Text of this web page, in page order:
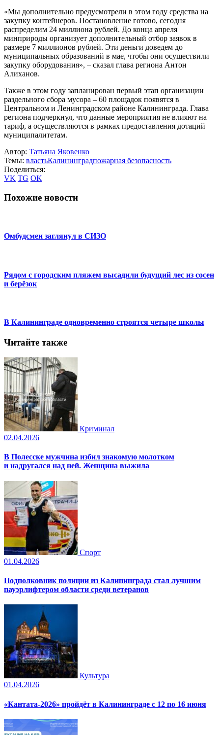
«Мы дополнительно предусмотрели в этом году средства на
закупку контейнеров. Постановление готово, сегодня
распределим 24 миллиона рублей. До конца апреля
минприроды организует дополнительный отбор заявок в
размере 7 миллионов рублей. Эти деньги доведем до
муниципальных образований в мае, чтобы они осуществили
закупку оборудования», – сказал глава региона Антон
Алиханов.
Также в этом году запланирован первый этап организации
раздельного сбора мусора – 60 площадок появятся в
Центральном и Ленинградском районе Калининграда. Глава
региона подчеркнул, что данные мероприятия не влияют на
тариф, а осуществляются в рамках предоставления дотаций
муниципалитетам.
Автор: Татьяна Яковенко
Темы: властьКалининградпожарная безопасность
Поделиться:
VK TG OK
Похожие новости
Омбудсмен заглянул в СИЗО
Рядом с городским пляжем высадили будущий лес из сосен
и берёзок
В Калининграде одновременно строятся четыре школы
Читайте также
Криминал
02.04.2026
В Полесске мужчина избил знакомую молотком
и надругался над ней. Женщина выжила
Спорт
01.04.2026
Подполковник полиции из Калининграда стал лучшим
пауэрлифтером области среди ветеранов
Культура
01.04.2026
«Кантата-2026» пройдёт в Калининграде с 12 по 16 июня